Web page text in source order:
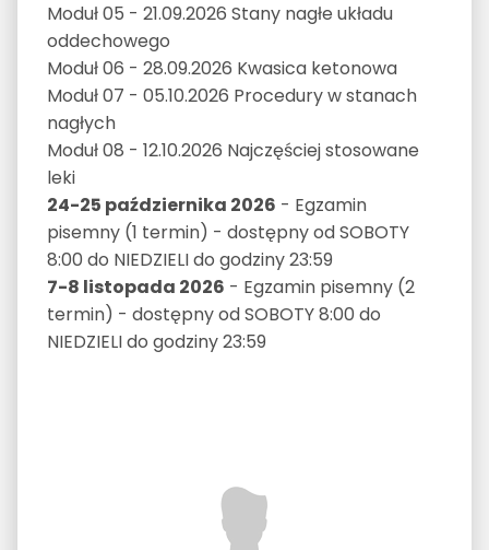
Moduł 05 - 21.09.2026 Stany nagłe układu
oddechowego
Moduł 06 - 28.09.2026 Kwasica ketonowa
Moduł 07 - 05.10.2026 Procedury w stanach
nagłych
Moduł 08 - 12.10.2026 Najczęściej stosowane
leki
24-25 października 2026 - Egzamin
pisemny (1 termin) - dostępny od SOBOTY
8:00 do NIEDZIELI do godziny 23:59
7-8 listopada 2026 - Egzamin pisemny (2
termin) - dostępny od SOBOTY 8:00 do
NIEDZIELI do godziny 23:59